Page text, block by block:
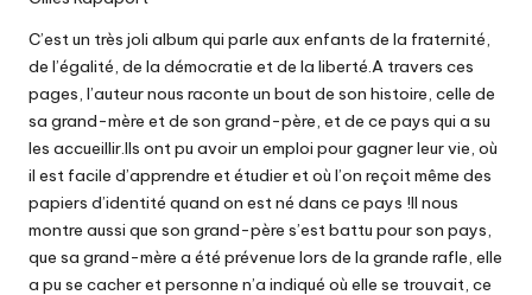
r
t
ir
C’est un très joli album qui parle aux enfants de la fraternité,
de l’égalité, de la démocratie et de la liberté.A travers ces
pages, l’auteur nous raconte un bout de son histoire, celle de
sa grand-mère et de son grand-père, et de ce pays qui a su
les accueillir.Ils ont pu avoir un emploi pour gagner leur vie, où
il est facile d’apprendre et étudier et où l’on reçoit même des
papiers d’identité quand on est né dans ce pays !Il nous
montre aussi que son grand-père s’est battu pour son pays,
que sa grand-mère a été prévenue lors de la grande rafle, elle
a pu se cacher et personne n’a indiqué où elle se trouvait, ce